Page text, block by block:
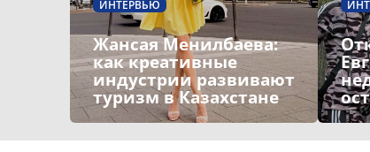
ИНТЕРВЬЮ
Жансая Менилбаева:
как креативные
индустрии развивают
туризм в Казахстане